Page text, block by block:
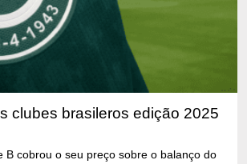
B cobrou o seu preço sobre o balanço do